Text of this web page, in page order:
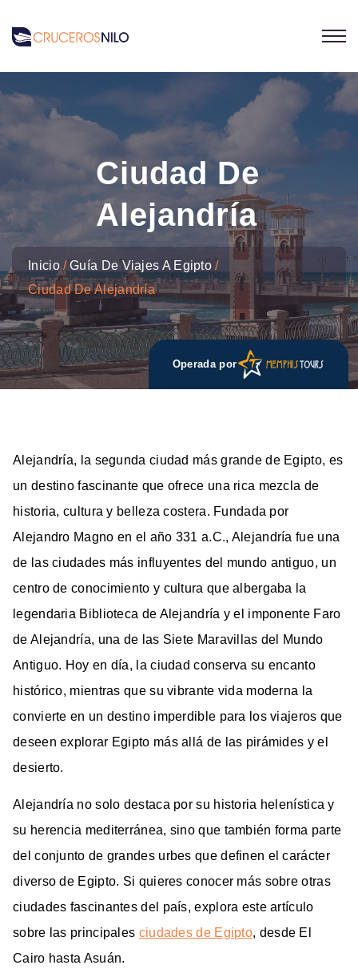
Ciudad De
Alejandría
Inicio
Guía De Viajes A Egipto
Ciudad De Alejandría
Operada por
Alejandría, la segunda ciudad más grande de Egipto, es
un destino fascinante que ofrece una rica mezcla de
historia, cultura y belleza costera. Fundada por
Alejandro Magno en el año 331 a.C., Alejandría fue una
de las ciudades más influyentes del mundo antiguo, un
centro de conocimiento y cultura que albergaba la
legendaria Biblioteca de Alejandría y el imponente Faro
de Alejandría, una de las Siete Maravillas del Mundo
Antiguo. Hoy en día, la ciudad conserva su encanto
histórico, mientras que su vibrante vida moderna la
convierte en un destino imperdible para los viajeros que
deseen explorar Egipto más allá de las pirámides y el
desierto.
Alejandría no solo destaca por su historia helenística y
su herencia mediterránea, sino que también forma parte
del conjunto de grandes urbes que definen el carácter
diverso de Egipto. Si quieres conocer más sobre otras
ciudades fascinantes del país, explora este artículo
sobre las principales ciudades de Egipto, desde El
Cairo hasta Asuán.